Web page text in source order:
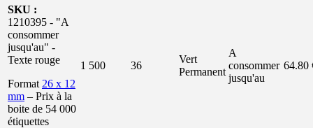
SKU :
1210395 - "A
consommer
jusqu'au" -
Texte rouge
Format 26 x 12
mm – Prix à la
boite de 54 000
étiquettes
1 500 36
Vert
Permanent
A
consommer
jusqu'au
64.80